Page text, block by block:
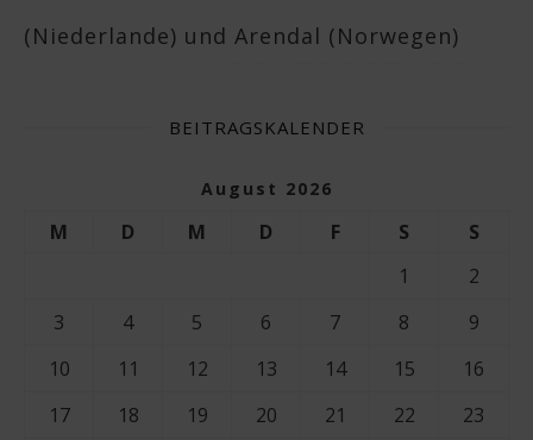
(Niederlande) und Arendal (Norwegen)
BEITRAGSKALENDER
August 2026
M D M D F S
S
1
2
3
4 5 6 7 8
9
10
11 12 13 14 15
16
17
18 19 20 21 22
23